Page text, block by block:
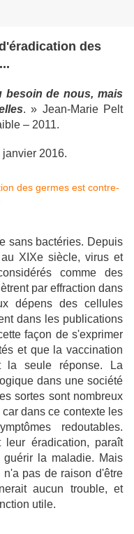
des
besoin de nous, mais
. » Jean-Marie Pelt
– 2011.
2016.
sans bactéries. Depuis
XIXe siècle, virus et
comme des
par effraction dans
dépens des cellules
dans les publications
façon de s'exprimer
et que la vaccination
la seule réponse. La
dans une société
sortes sont nombreux
dans ce contexte les
redoutables.
éradication, paraît
la maladie. Mais
n'a pas de raison d'être
aucun trouble, et
utile.